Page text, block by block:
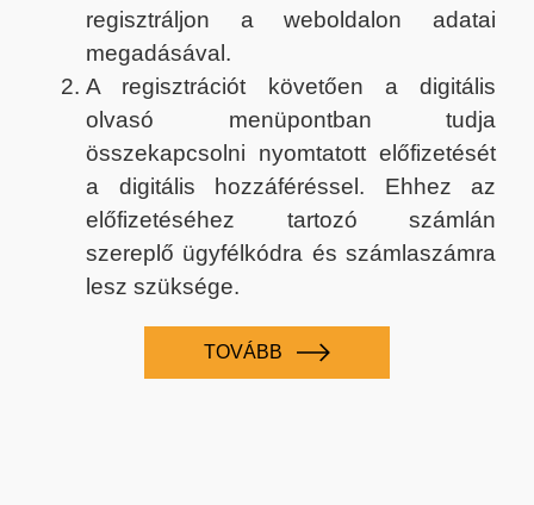
regisztráljon a weboldalon adatai
megadásával.
A regisztrációt követően a digitális
olvasó menüpontban tudja
összekapcsolni nyomtatott előfizetését
a digitális hozzáféréssel. Ehhez az
előfizetéséhez tartozó számlán
szereplő ügyfélkódra és számlaszámra
lesz szüksége.
TOVÁBB